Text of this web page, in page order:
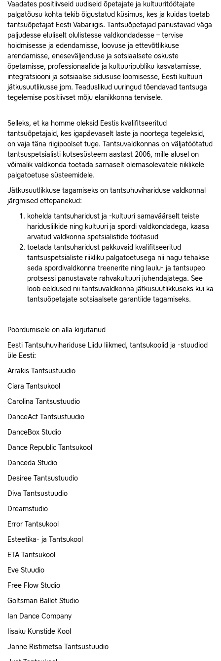
Vaadates positiivseid uudiseid õpetajate ja kultuuritöötajate
palgatõusu kohta tekib õigustatud küsimus, kes ja kuidas toetab
tantsuõpetajat Eesti Vabariigis. Tantsuõpetajad panustavad väga
paljudesse eluliselt olulistesse valdkondadesse – tervise
hoidmisesse ja edendamisse, loovuse ja ettevõtlikkuse
arendamisse, eneseväljenduse ja sotsiaalsete oskuste
õpetamisse, professionaalide ja kultuuripubliku kasvatamisse,
integratsiooni ja sotsiaalse sidususe loomisesse, Eesti kultuuri
jätkusuutlikusse jpm. Teaduslikud uuringud tõendavad tantsuga
tegelemise positiivset mõju elanikkonna tervisele.
Selleks, et ka homme oleksid Eestis kvalifitseeritud
tantsuõpetajaid, kes igapäevaselt laste ja noortega tegeleksid,
on vaja täna riigipoolset tuge. Tantsuvaldkonnas on väljatöötatud
tantsuspetsialisti kutsesüsteem aastast 2006, mille alusel on
võimalik valdkonda toetada sarnaselt olemasolevatele riiklikele
palgatoetuse süsteemidele.
Jätkusuutlikkuse tagamiseks on tantsuhuvihariduse valdkonnal
järgmised ettepanekud:
kohelda tantsuharidust ja -kultuuri samaväärselt teiste
haridusliikide ning kultuuri ja spordi valdkondadega, kaasa
arvatud valdkonna spetsialistide töötasud
toetada tantsuharidust pakkuvaid kvalifitseeritud
tantsuspetsialiste riikliku palgatoetusega nii nagu tehakse
seda spordivaldkonna treenerite ning laulu- ja tantsupeo
protsessi panustavate rahvakultuuri juhendajatega. See
loob eeldused nii tantsuvaldkonna jätkusuutlikkuseks kui ka
tantsuõpetajate sotsiaalsete garantiide tagamiseks.
Pöördumisele on alla kirjutanud
Eesti Tantsuhuvihariduse Liidu liikmed, tantsukoolid ja -stuudiod
üle Eesti:
Arrakis Tantsustuudio
Ciara Tantsukool
Carolina Tantsustuudio
DanceAct Tantsustuudio
DanceBox Studio
Dance Republic Tantsukool
Danceda Studio
Desiree Tantsustuudio
Diva Tantsustuudio
Dreamstudio
Error Tantsukool
Esteetika- ja Tantsukool
ETA Tantsukool
Eve Stuudio
Free Flow Studio
Goltsman Ballet Studio
Ian Dance Company
Iisaku Kunstide Kool
Janne Ristimetsa Tantsustuudio